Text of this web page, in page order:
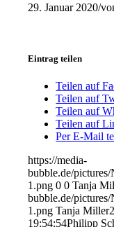
29. Januar 2020/
Eintrag teilen
Teilen auf
Teilen auf
Teilen auf
Teilen auf
Per E-Mail
https://media-
bubble.de/
1.png 0 0 Tanja
bubble.de/
1.png Tanja Miller
19:54:54Philipp